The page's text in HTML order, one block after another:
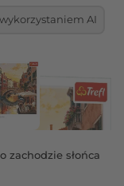
AI
View larger image
zachodzie słońca